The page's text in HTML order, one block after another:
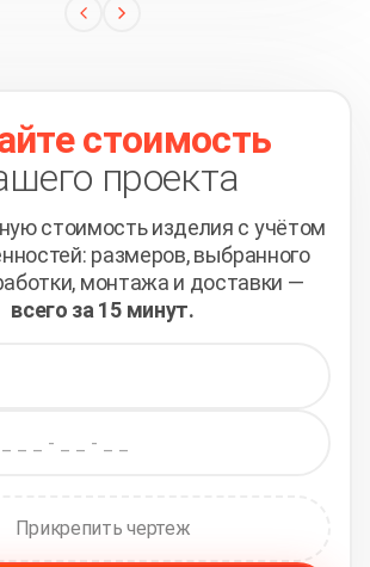
стоимость
проекта
стоимость изделия с учётом
размеров, выбранного
монтажа и доставки —
всего за 15 минут.
Прикрепить чертеж